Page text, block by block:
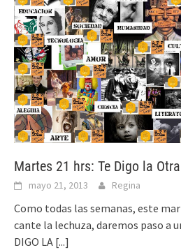
Martes 21 hrs: Te Digo la
mayo 21, 2013 Regina
Como todas las semanas, este
cante la lechuza, daremos paso a
DIGO LA [...]